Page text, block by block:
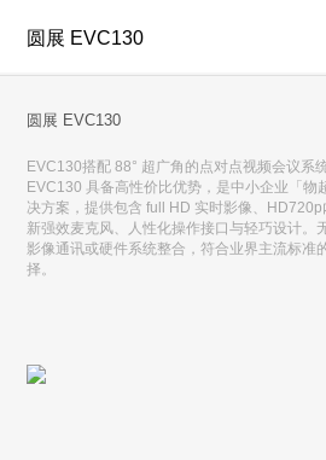
圆展 EVC130
圆展 EVC130
EVC130搭配 88° 超广角的点对点视频会议系
EVC130 具备高性价比优势，是中小企业「物
决方案，提供包含 full HD 实时影像、
新强效麦克风、人性化操作接口与轻巧设计。
影像通讯或硬件系统整合，符合业界主流标准
择。